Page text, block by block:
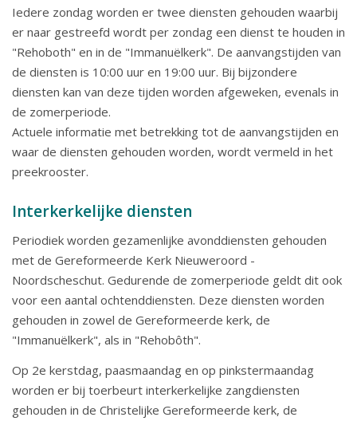
Iedere zondag worden er twee diensten gehouden waarbij
er naar gestreefd wordt per zondag een dienst te houden in
"Rehoboth" en in de "Immanuëlkerk". De aanvangstijden van
de diensten is 10:00 uur en 19:00 uur. Bij bijzondere
diensten kan van deze tijden worden afgeweken, evenals in
de zomerperiode.
Actuele informatie met betrekking tot de aanvangstijden en
waar de diensten gehouden worden, wordt vermeld in het
preekrooster.
Interkerkelijke diensten
Periodiek worden gezamenlijke avonddiensten gehouden
met de Gereformeerde Kerk Nieuweroord -
Noordscheschut. Gedurende de zomerperiode geldt dit ook
voor een aantal ochtenddiensten. Deze diensten worden
gehouden in zowel de Gereformeerde kerk, de
"Immanuëlkerk", als in "Rehobôth".
Op 2e kerstdag, paasmaandag en op pinkstermaandag
worden er bij toerbeurt interkerkelijke zangdiensten
gehouden in de Christelijke Gereformeerde kerk, de